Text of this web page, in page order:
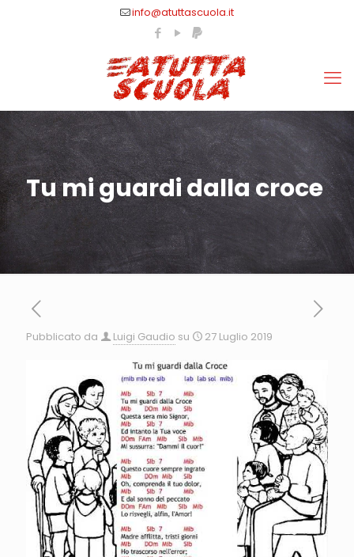
info@atuttascuola.it
Tu mi guardi dalla croce
Pubblicato da Luigi Gaudio su 27 Luglio 2019